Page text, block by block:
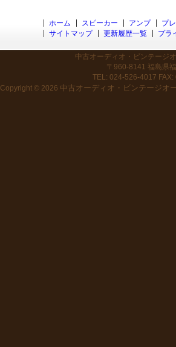
ホーム スピーカー アンプ
プ
サイトマップ
更新履歴一覧 プラ
中古オーディオ・ビンテージ
〒960-8141 福島県
TEL: 024-526-4017
Copyright © 2026 中古オーディオ・ビンテージオ